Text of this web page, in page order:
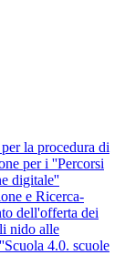
la procedura di
per i ''Percorsi
digitale''
e Ricerca-
dell'offerta dei
nido alle
4.0. scuole